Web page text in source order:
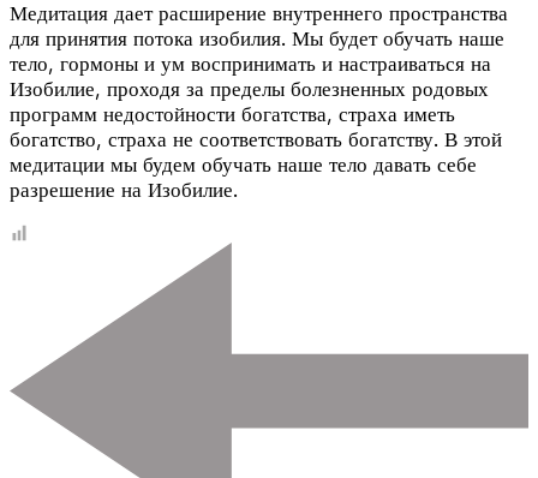
Медитация дает расширение внутреннего пространства
для принятия потока изобилия. Мы будет обучать наше
тело, гормоны и ум воспринимать и настраиваться на
Изобилие, проходя за пределы болезненных родовых
программ недостойности богатства, страха иметь
богатство, страха не соответствовать богатству. В этой
медитации мы будем обучать наше тело давать себе
разрешение на Изобилие.